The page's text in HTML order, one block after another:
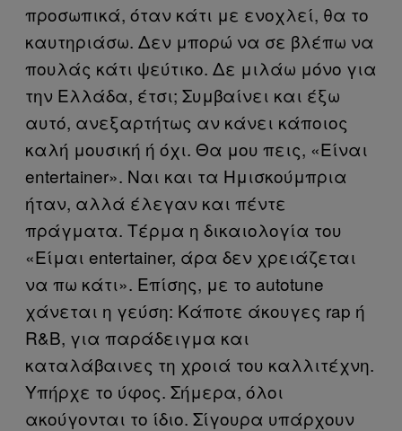
προσωπικά, όταν κάτι με ενοχλεί, θα το
καυτηριάσω. Δεν μπορώ να σε βλέπω να
πουλάς κάτι ψεύτικο. Δε μιλάω μόνο για
την Ελλάδα, έτσι; Συμβαίνει και έξω
αυτό, ανεξαρτήτως αν κάνει κάποιος
καλή μουσική ή όχι. Θα μου πεις, «Είναι
entertainer». Ναι και τα Ημισκούμπρια
ήταν, αλλά έλεγαν και πέντε
πράγματα. Τέρμα η δικαιολογία του
«Είμαι entertainer, άρα δεν χρειάζεται
να πω κάτι». Επίσης, με το autotune
χάνεται η γεύση: Κάποτε άκουγες rap ή
R&B, για παράδειγμα και
καταλάβαινες τη χροιά του καλλιτέχνη.
Υπήρχε το ύφος. Σήμερα, όλοι
ακούγονται το ίδιο. Σίγουρα υπάρχουν